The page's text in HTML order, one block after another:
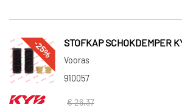
-25% STOFKAP SCHOKDEMPER
Vooras
910057
€ 26,37